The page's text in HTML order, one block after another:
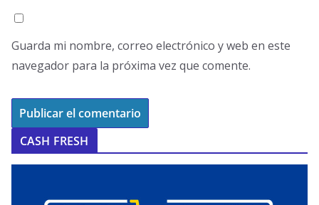
Guarda mi nombre, correo electrónico y web en este
navegador para la próxima vez que comente.
CASH FRESH